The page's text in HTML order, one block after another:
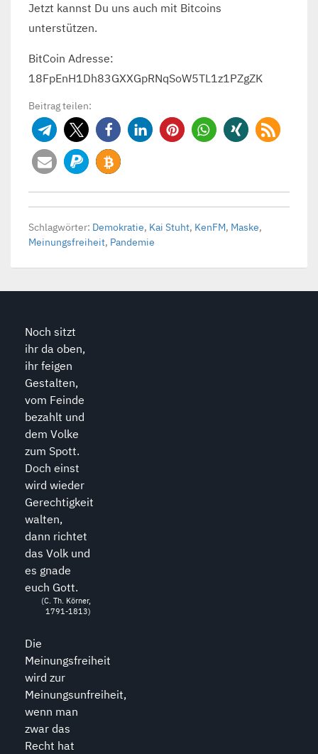
Jetzt kannst Du uns auch mit Bitcoins
unterstützen.
BitCoin Adresse:
18FpEnH1Dh83GXXGpRNqSoW5TL1z1PZgZK
Beitrag teilen:
Schlagwörter: Demokratie, Kai Stuht, KenFM, Maske,
Meinungsfreiheit, Pandemie
Noch sitzt
ihr da oben,
ihr feigen
Gestalten,
vom Feinde
bezahlt und
dem Volke
zum Spott.
Doch einst
wird wieder
Gerechtigkeit
walten,
dann richtet
das Volk und
es gnade
euch Gott.
(C. Th. Körner,
1791-1813)
Die
Meinungsfreiheit
wird zur
Meinungsunfreiheit,
wenn man
zwar das
Recht hat